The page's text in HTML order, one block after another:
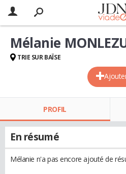
Mélanie
TRIE SUR BAÏSE
PROFIL
En résumé
Mélanie n'a pas encore ajouté de